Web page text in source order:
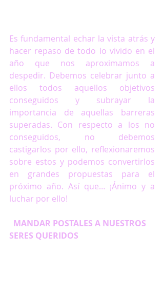
Es fundamental echar la vista atrás y
hacer repaso de todo lo vivido en el
año que nos aproximamos a
despedir. Debemos celebrar junto a
ellos todos aquellos objetivos
conseguidos y subrayar la
importancia de aquellas barreras
superadas. Con respecto a los no
conseguidos, no debemos
castigarlos por ello, reflexionaremos
sobre estos y podemos convertirlos
en grandes propuestas para el
próximo año. Así que… ¡Ánimo y a
luchar por ello!
SERES QUERIDOS